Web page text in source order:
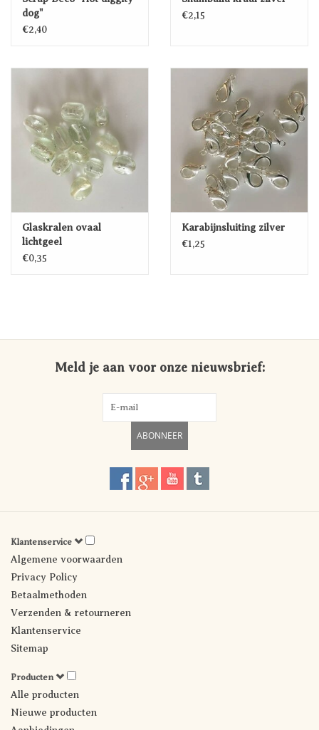
dog"
€2,40
€2,15
Glaskralen ovaal
lichtgeel
€0,35
Karabijnsluiting zilver
€1,25
Meld je aan voor onze nieuwsbrief:
ABONNEER
Klantenservice
Algemene voorwaarden
Privacy Policy
Betaalmethoden
Verzenden & retourneren
Klantenservice
Sitemap
Producten
Alle producten
Nieuwe producten